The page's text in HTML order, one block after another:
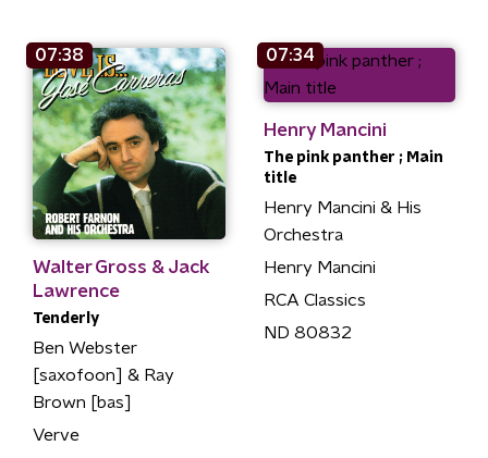
07:38
Walter Gross & Jack
Lawrence
Tenderly
Ben Webster
[saxofoon] & Ray
Brown [bas]
Verve
07:34
Henry Mancini
The pink panther ; Main
title
Henry Mancini & His
Orchestra
Henry Mancini
RCA Classics
ND 80832